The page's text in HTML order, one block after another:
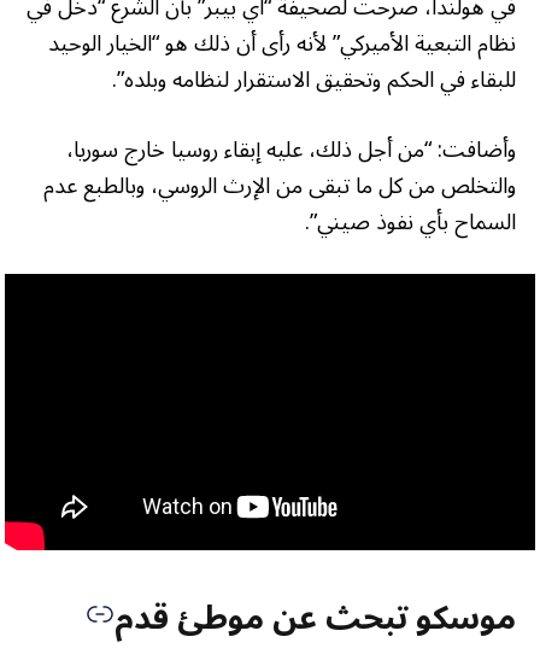
نظام التبعية الأميركي” لأنه رأى أن ذلك هو “الخيار الوحيد
للبقاء في الحكم وتحقيق الاستقرار لنظامه وبلده”.
وأضافت: “من أجل ذلك، عليه إبقاء روسيا خارج سوريا،
والتخلص من كل ما تبقى من الإرث الروسي، وبالطبع عدم
السماح بأي نفوذ صيني”.
موسكو تبحث عن موطئ قدم